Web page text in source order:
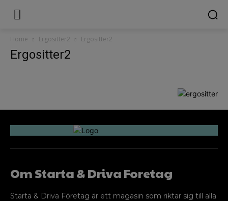
Home Ergositter2 Ergositter2
Ergositter2
Om Starta & Driva Foretag
Starta & Driva Företag är ett magasin som riktar sig till alla